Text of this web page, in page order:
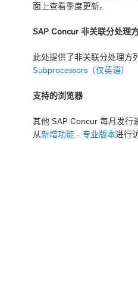
面上查看季度更新。
SAP Concur 非关联分处理
此处提供了非关联分处理方
Subprocessors（仅英语）
支持的浏览器
其他 SAP Concur 每月发行
从新增功能 - 专业版本进行